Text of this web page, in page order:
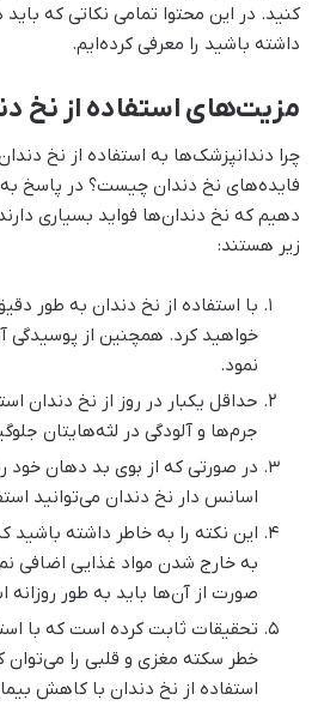
کنید. در این محتوا تمامی نکاتی که
داشته باشید را معرفی کرده‌ایم.
مزیت‌های استفاده از نخ
چرا دندانپزشک‌ها به استفاده از نخ
فایده‌های نخ دندان چیست؟ در پاسخ
دهیم که نخ دندان‌ها فواید بسیاری
زیر هستند:
با استفاده از نخ دندان به طور
خواهید کرد. همچنین از پوسیدگی
نمود.
حداقل یکبار در روز از نخ دندان
جرم‌ها و آلودگی در لثه‌هایتان
در صورتی که از بوی بد دهان خود
اسانس دار نخ دندان می‌توانید
این نکته را به خاطر داشته باشید
به خارج شدن مواد غذایی اضافی
صورت از آن‌ها باید به طور روزانه
تحقیقات ثابت کرده است که با
خطر سکته مغزی و قلبی را
استفاده از نخ دندان با کاهش